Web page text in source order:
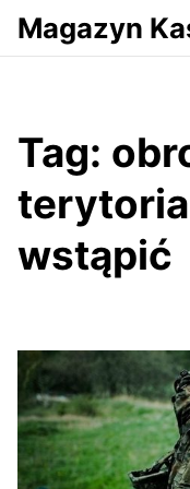
Przejdź do serwisu
Magazyn
Tag:
wstąpić